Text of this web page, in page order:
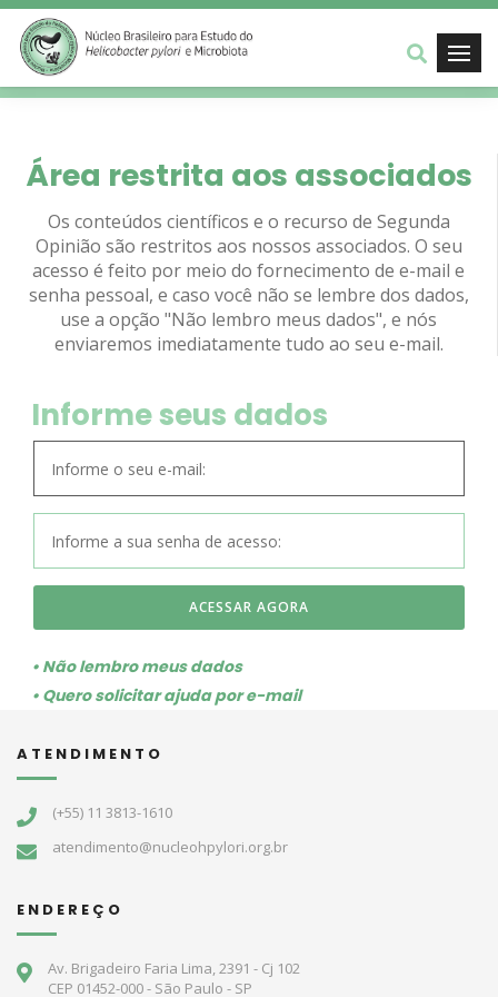
Área restrita aos associados
Os conteúdos científicos e o recurso de Segunda
Opinião são restritos aos nossos associados. O seu
acesso é feito por meio do fornecimento de e-mail e
senha pessoal, e caso você não se lembre dos dados,
use a opção "Não lembro meus dados", e nós
enviaremos imediatamente tudo ao seu e-mail.
Informe seus dados
ACESSAR AGORA
• Não lembro meus dados
• Quero solicitar ajuda por e-mail
ATENDIMENTO
(+55) 11 3813-1610
atendimento@nucleohpylori.org.br
ENDEREÇO
Av. Brigadeiro Faria Lima, 2391 - Cj 102
CEP 01452-000 - São Paulo - SP